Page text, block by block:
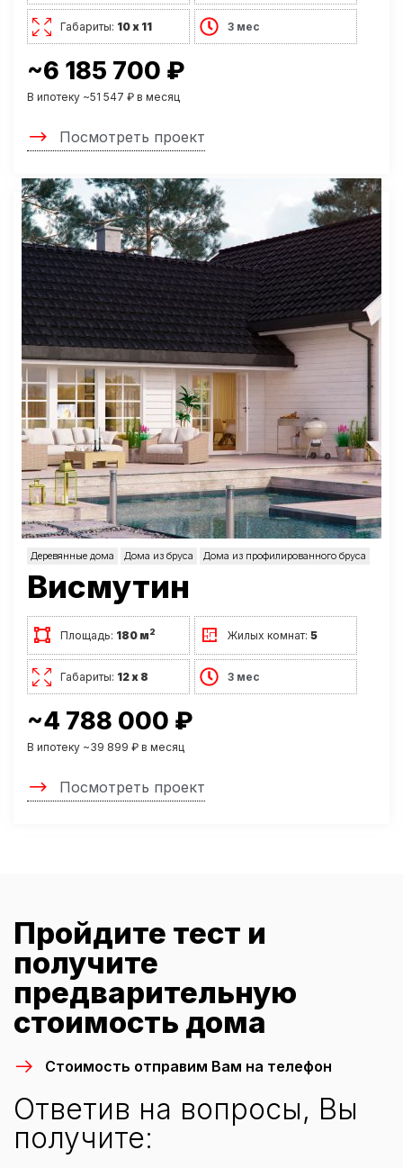
Габариты: 10 х 11 3 мес
~6 185 700 ₽
В ипотеку ~51 547 ₽ в месяц
Посмотреть проект
Деревянные дома Дома из бруса Дома из профилированного бруса
Висмутин
Площадь: 180 м2 Жилых комнат:5
Габариты: 12 х 8 3 мес
~4 788 000 ₽
В ипотеку ~39 899 ₽ в месяц
Посмотреть проект
Пройдите тест и
получите
предварительную
стоимость дома
Стоимость отправим Вам на телефон
Ответив на вопросы, Вы
получите: